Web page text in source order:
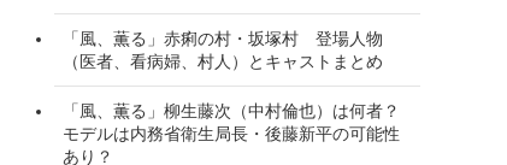
「風、薫る」赤痢の村・坂塚村 登場人物
（医者、看病婦、村人）とキャストまとめ
「風、薫る」柳生藤次（中村倫也）は何者？
モデルは内務省衛生局長・後藤新平の可能性
あり？